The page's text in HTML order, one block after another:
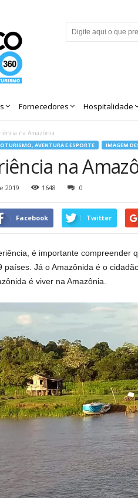
Fornecedores Hospitalidade
na Amazônia
AVENTURA E ESPORTE IMAGEM
na
2019 1648 0
Facebook Twitter
é importante compreender
países. Já o Amazônida é o
é viver na Amazônia.